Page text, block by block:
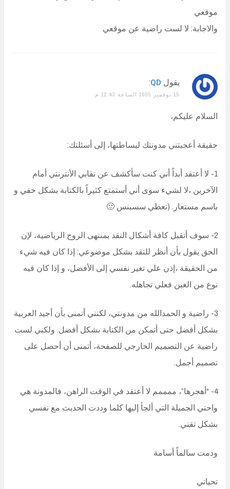
موقعي
والاجابة: لا لست راضية عن موقعي
يقول QD
:
15 نوفمبر 2005 الساعة 12:43 م
السلام عليكم،
حقيقة أعجبتني مدونتك لبساطتها، إلى أسئلتك:
1- لا أعتقد أبداً أني كنت سأكشف عن نقابي الأنترنتي أمام
الآخرين ،لا لشيء سوى أني أستمتع كثيراً بالكتابة بشكل خفي و
باسم مستعار. (تعطي سسبنس 🙂
2- سوف أتقبل كافة أشكال النقد بمنتهى الروح الرياضية، لإن
الحق يقول بأن أنظر للنقد بشكل موضوعي: إذا كان فيه شيء
من الحقيقة ،إذن علي تغير نفسي إلى الأفضل، و إذا كان فيه
نوع من الغبن فعلي تجاهله.
3- راضية و الحمدالله من مدونتي، لكنني أتمنى بأن أجيد العربية
بشكل أفضل حتى أتمكن من الكتابة بشكل أفضل. ولكني لست
راضية عن التصميم الخارجي للصفحة، أتمنى أن أحصل على
تصميم أجمل.
4- “أهجرها”، ممممم لا أعتقد في الوقت الراهن، فالمدونة هي
واحتي الجميلة التي ألجأ إليها كلما وددت الحديث مع نفسي
بشكل تقني.
ودمت سالماً أسامة
تحياتي